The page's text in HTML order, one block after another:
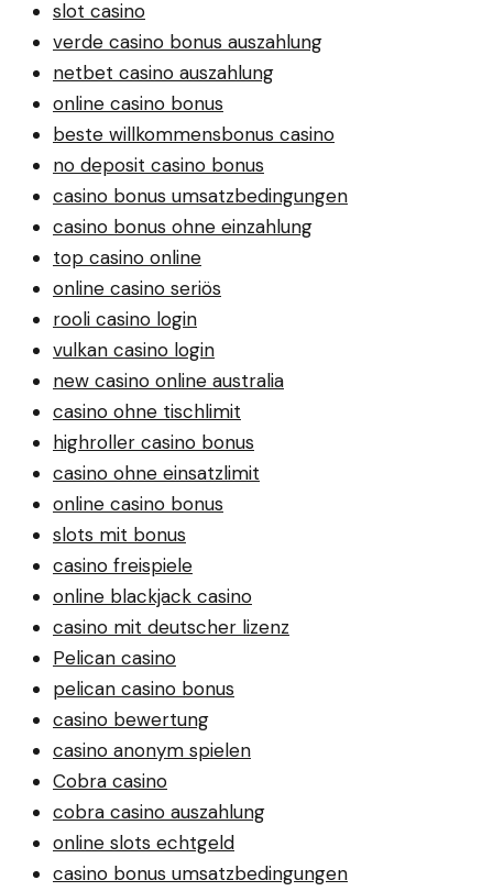
slot casino
verde casino bonus auszahlung
netbet casino auszahlung
online casino bonus
beste willkommensbonus casino
no deposit casino bonus
casino bonus umsatzbedingungen
casino bonus ohne einzahlung
top casino online
online casino seriös
rooli casino login
vulkan casino login
new casino online australia
casino ohne tischlimit
highroller casino bonus
casino ohne einsatzlimit
online casino bonus
slots mit bonus
casino freispiele
online blackjack casino
casino mit deutscher lizenz
Pelican casino
pelican casino bonus
casino bewertung
casino anonym spielen
Cobra casino
cobra casino auszahlung
online slots echtgeld
casino bonus umsatzbedingungen